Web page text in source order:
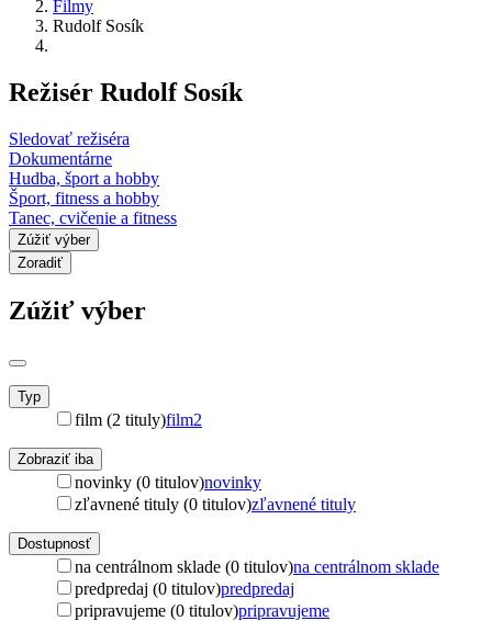
Filmy
Rudolf Sosík
Režisér Rudolf Sosík
Sledovať režiséra
Dokumentárne
Hudba, šport a hobby
Šport, fitness a hobby
Tanec, cvičenie a fitness
Zúžiť výber
Zoradiť
Zúžiť výber
Typ
film (2 tituly)film2
Zobraziť iba
novinky (0 titulov)novinky
zľavnené tituly (0 titulov)zľavnené tituly
Dostupnosť
na centrálnom sklade (0 titulov)na centrálnom sklade
predpredaj (0 titulov)predpredaj
pripravujeme (0 titulov)pripravujeme